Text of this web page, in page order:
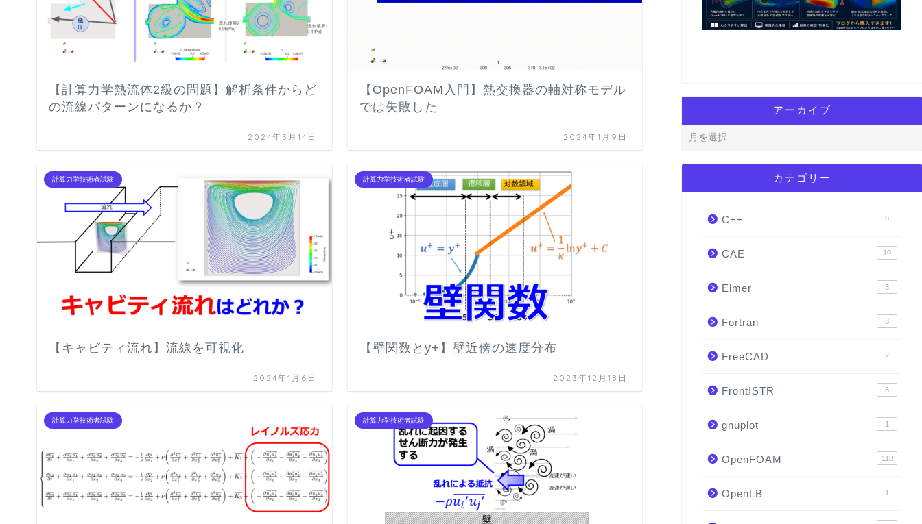
【計算力学熱流体2級の問題】解析条件からど
の流線パターンになるか？
2024年3月14日
【OpenFOAM入門】熱交換器の軸対称モデル
では失敗した
2024年1月9日
計算力学技術者試験
【キャビティ流れ】流線を可視化
2024年1月6日
計算力学技術者試験
【壁関数とy+】壁近傍の速度分布
2023年12月18日
計算力学技術者試験 計算力学技術者試験
級に一発で合格するためにしたこと。
アーカイブ
カテゴリー
C++ 9
CAE 10
Elmer 3
Fortran 8
FreeCAD 2
FrontISTR 5
gnuplot 1
OpenFOAM 118
OpenLB 1